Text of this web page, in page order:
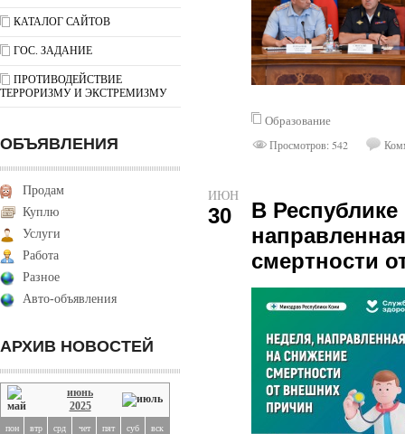
КАТАЛОГ САЙТОВ
ГОС. ЗАДАНИЕ
ПРОТИВОДЕЙСТВИЕ
ТЕРРОРИЗМУ И ЭКСТРЕМИЗМУ
ОБЪЯВЛЕНИЯ
Продам
Куплю
Услуги
Работа
Разное
Авто-объявления
АРХИВ НОВОСТЕЙ
июнь
2025
пон втр срд чет пят суб вск
Образование
Просмотров: 542
ИЮН
30
В
смертности